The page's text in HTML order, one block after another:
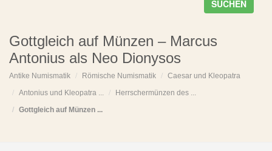
SUCHEN
Gottgleich auf Münzen – Marcus
Antonius als Neo Dionysos
Antike Numismatik Römische Numismatik
Caesar und Kleopatra
Antonius und Kleopatra ...
Herrschermünzen des ...
Gottgleich auf Münzen ...